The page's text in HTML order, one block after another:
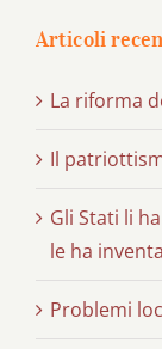
Articoli
La riforma
Il
Gli Stati li
le ha
Problemi